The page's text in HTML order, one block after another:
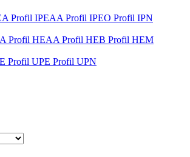
Profil IPEAA Profil IPEO Profil IPN
Profil HEAA Profil HEB Profil HEM
Profil UPE Profil UPN